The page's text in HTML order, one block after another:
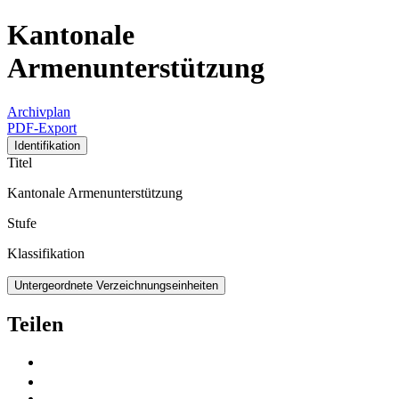
Kantonale
Armenunterstützung
Archivplan
PDF-Export
Identifikation
Titel
Kantonale Armenunterstützung
Stufe
Klassifikation
Untergeordnete Verzeichnungseinheiten
Teilen